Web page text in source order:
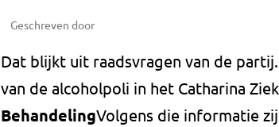
Geschreven door
Dat blijkt uit raadsvragen van de
van de alcoholpoli in het Catharina
BehandelingVolgens die informatie